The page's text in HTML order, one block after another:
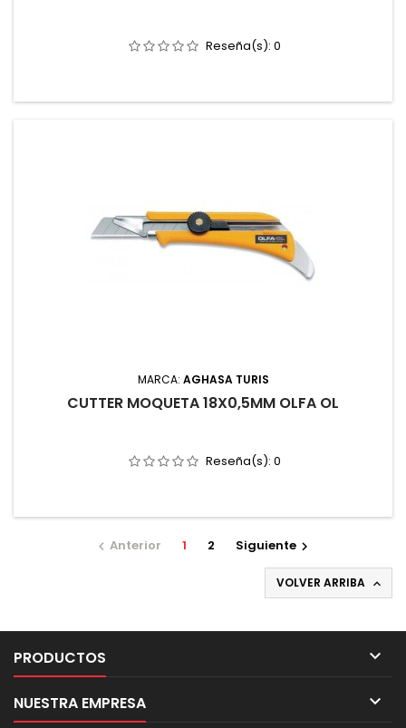
Reseña(s): 0
MARCA: AGHASA TURIS
CUTTER MOQUETA 18X0,5MM OLFA OL
Reseña(s): 0
 Anterior 1 2 Siguiente 
VOLVER ARRIBA 
PRODUCTOS 
NUESTRA EMPRESA 